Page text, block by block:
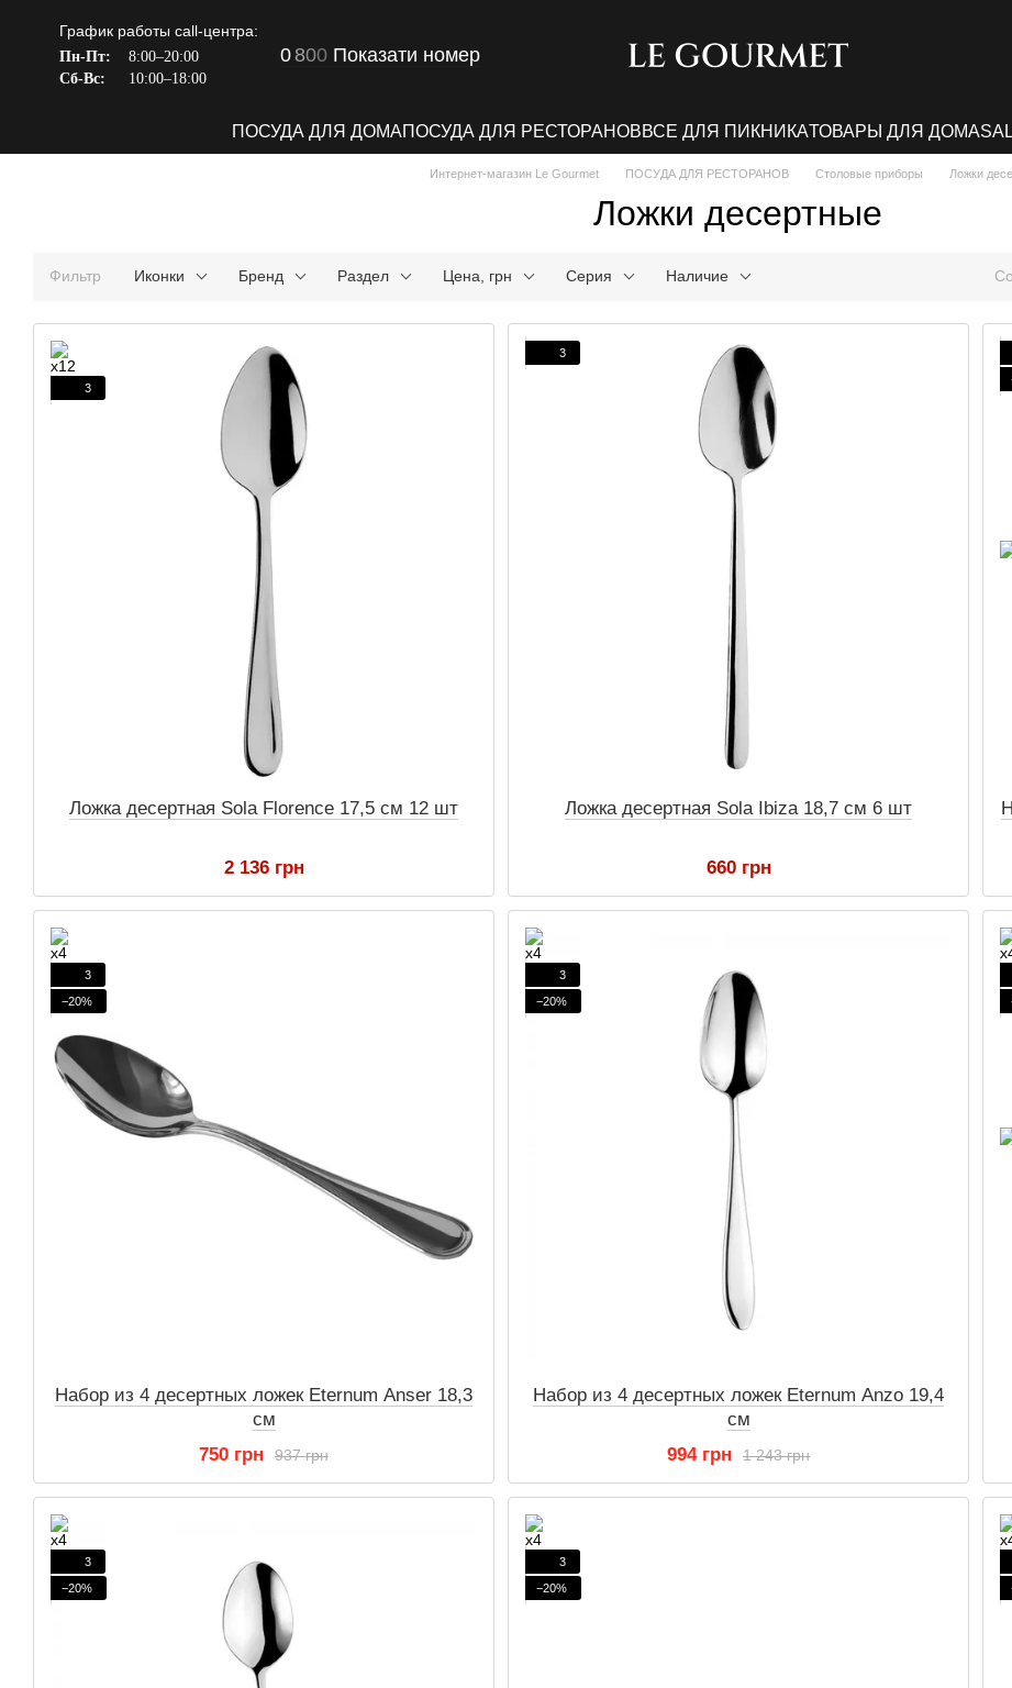
График работы call-центра:
Пн-Пт:
8:00–20:00
Сб-Вс:
10:00–18:00
0800 Показати номер
ПОСУДА ДЛЯ ДОМАПОСУДА ДЛЯ РЕСТОРАНОВВСЕ ДЛЯ ПИКНИКАТОВАРЫ ДЛЯ ДОМА
Интернет-магазин Le Gourmet ПОСУДА ДЛЯ РЕСТОРАНОВ Столовые приборы Ложки
Ложки десертные
Фильтр Иконки Бренд Раздел Цена, грн Серия Наличие
3
Ложка десертная Sola Florence 17,5 см 12 шт
2 136 грн
3
Ложка десертная Sola Ibiza 18,7 см 6 шт
660 грн
3
−20%
Набор из 4 десертных ложек Eternum Anser 18,3
см
937 грн
750 грн
3
−20%
Набор из 4 десертных ложек Eternum Anzo 19,4
см
1 243 грн
994 грн
3
−20%
3
−20%